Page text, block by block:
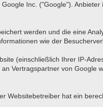
Inc. ("Google").
werden und die eine
wie der
(einschließlich Ihrer IP-
Vertragspartner von
Websitebetreiber hat ein